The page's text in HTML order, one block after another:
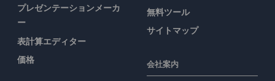
プレゼンテーションメーカ
ー
表計算エディター
価格
無料ツール
サイトマップ
会社案内